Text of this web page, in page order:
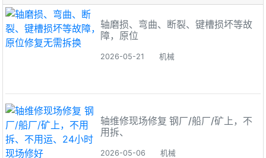
轴磨损、弯曲、断裂、键槽损坏等故
障，原位
2026-05-21 机械
轴维修现场修复 钢厂/船厂/矿上，不
用拆、
2026-05-06 机械